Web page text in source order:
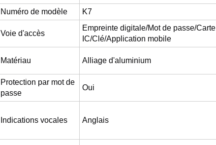
Numéro de modèle K7
Voie d'accès
Empreinte digitale/Mot de passe/Carte
IC/Clé/Application mobile
Matériau Alliage d'aluminium
Protection par mot de
passe
Oui
Indications vocales Anglais